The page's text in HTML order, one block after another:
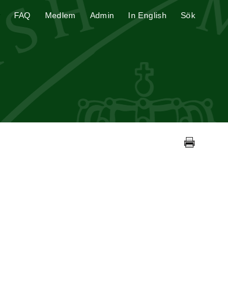
FAQ Medlem Admin In English Sök